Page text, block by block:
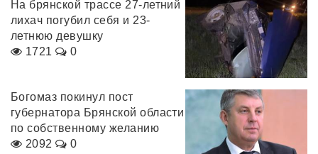
На брянской трассе 27-летний
лихач погубил себя и 23-
летнюю девушку
1721
0
Богомаз покинул пост
губернатора Брянской области
по собственному желанию
2092
0